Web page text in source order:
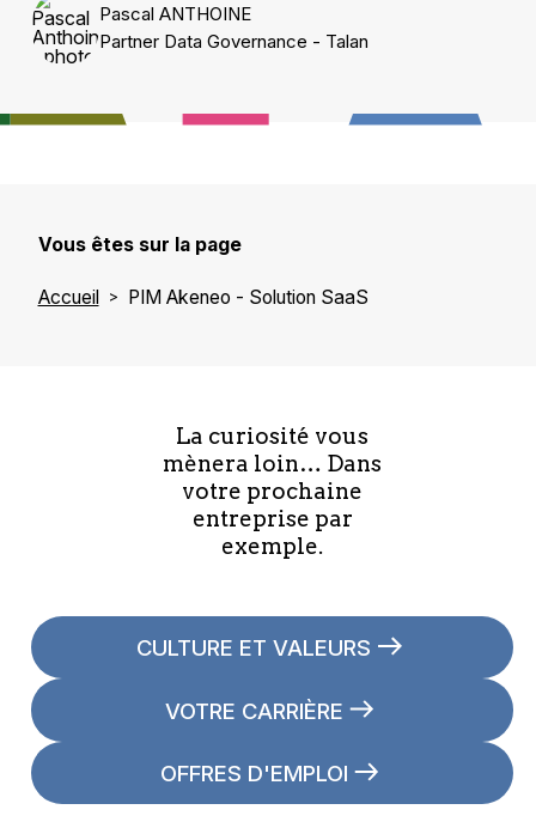
Pascal ANTHOINE
Partner Data Governance - Talan
Vous êtes sur la page
Accueil PIM Akeneo - Solution SaaS
La curiosité vous
mènera loin… Dans
votre prochaine
entreprise par
exemple.
CULTURE ET VALEURS
VOTRE CARRIÈRE
OFFRES D'EMPLOI